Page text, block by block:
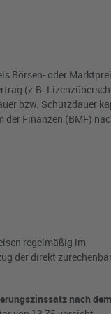
Börsen- oder
(z.B.
bzw. Schutzdauer
Finanzen (BMF)
regelmäßig im
der direkt
nach